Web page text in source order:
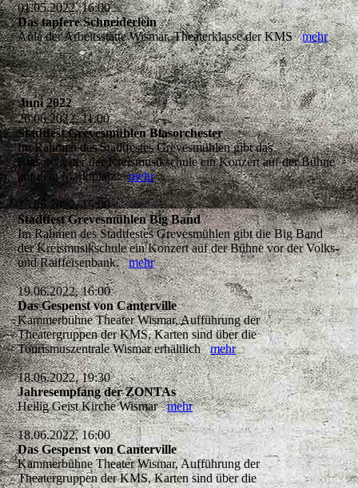
01.05.2022, 16:00
Das tapfere Schneiderlein
Aula der Arbeitsstätte Wismar, Theaterklasse der KMSmehr
Juni 2022
26.06.2022, 11:00
Stadtfest Grevesmühlen Blasorchester
Im Rahmen des Stadtfestes Grevesmühlen gibt das
Blasorchester der Kreismusikschule ein Konzert auf der Bühne
auf dem Marktplatz.mehr
25.06.2022, 15:00
Stadtfest Grevesmühlen Big Band
Im Rahmen des Stadtfestes Grevesmühlen gibt die Big Band
der Kreismusikschule ein Konzert auf der Bühne vor der Volks-
und Raiffeisenbank.mehr
19.06.2022, 16:00
Das Gespenst von Canterville
Kammerbühne Theater Wismar, Aufführung der
Theatergruppen der KMS, Karten sind über die
Tourismuszentrale Wismar erhältlichmehr
18.06.2022, 19:30
Jahresempfang der ZONTAs
Heilig Geist Kirche Wismarmehr
18.06.2022, 16:00
Das Gespenst von Canterville
Kammerbühne Theater Wismar, Aufführung der
Theatergruppen der KMS, Karten sind über die